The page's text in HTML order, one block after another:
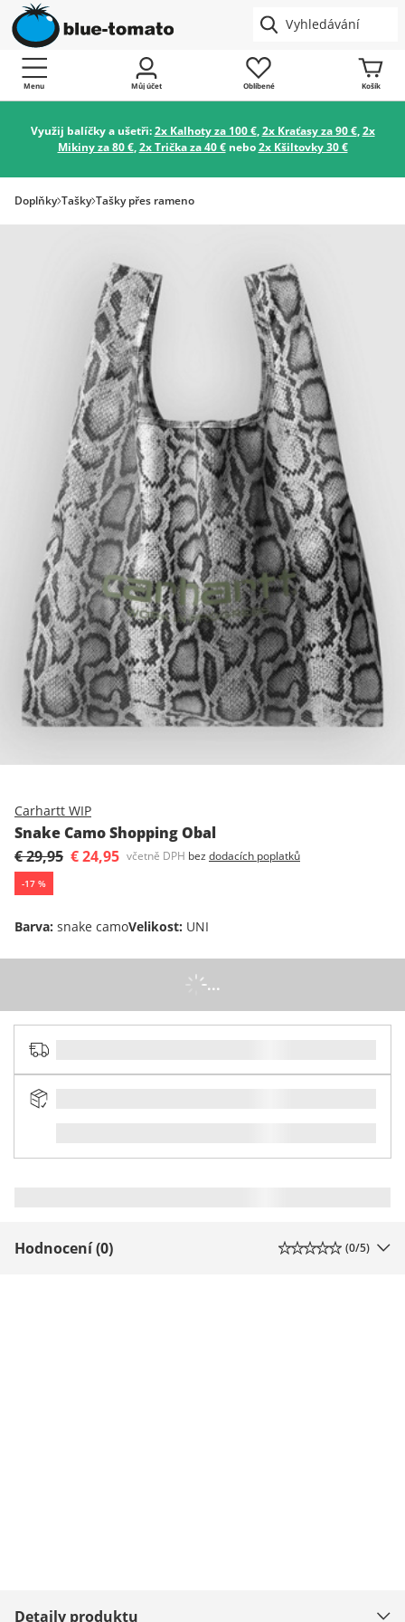
Menu Můj účet Oblíbené Košík
Využij balíčky a ušetři:2x Kalhoty za 100 €,2x Kraťasy za 90 €,2x
Mikiny za 80 €,2x Trička za 40 €nebo2x Kšiltovky 30 €
Doplňky Tašky Tašky přes rameno
Carhartt WIP
Snake Camo Shopping Obal
€ 29,95 € 24,95 včetně DPH bez dodacích poplatků
-17 %
Barva: snake camoVelikost: UNI
...
Hodnocení (0) (0/5)
Detaily produktu